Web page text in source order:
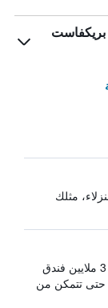
بريكفاست
مثلك
يبحث HotelsCombined في أكثر من 3 ملايين فندق
حتى تتمكن من